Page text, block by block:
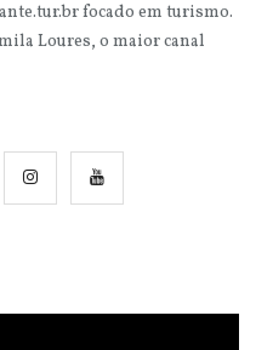
focado em turismo.
Loures, o maior canal